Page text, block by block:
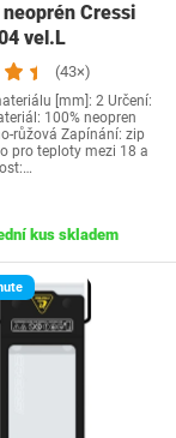
Cressi
vel.L
(43×)
[mm]: 2 Určení:
100% neopren
růžová Zapínání: zip
pro teploty mezi 18 a
kus skladem